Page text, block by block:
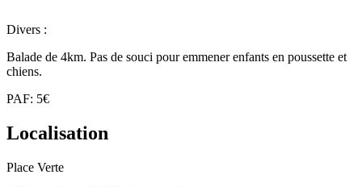
Divers :
Balade de 4km. Pas de souci pour emmener enfants en poussette et
chiens.
PAF: 5€
Localisation
Place Verte